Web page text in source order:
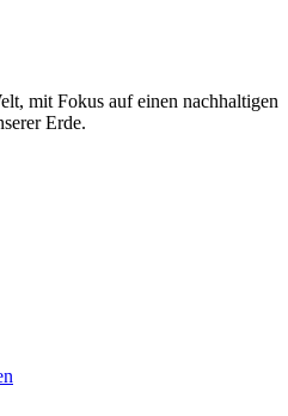
mit Fokus auf einen nachhaltigen
Erde.